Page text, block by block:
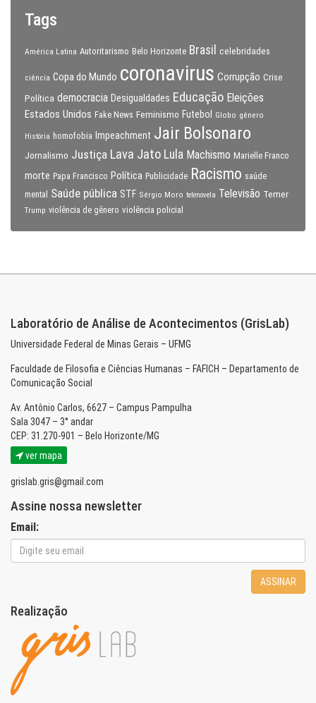
Tags
América Latina Autoritarismo Belo Horizonte Brasil celebridades
ciência Copa do Mundo coronavirus Corrupção Crise
Política democracia Desigualdades Educação Eleições
Estados Unidos Fake News Feminismo Futebol Globo gênero
História homofobia Impeachment Jair Bolsonaro
Jornalismo Justiça Lava Jato Lula Machismo Marielle Franco
morte Papa Francisco Política Publicidade Racismo saúde
mental
Saúde pública STF Sérgio Moro telenovela Televisão Temer
Trump violência de gênero violência policial
Laboratório de Análise de Acontecimentos (GrisLab)
Universidade Federal de Minas Gerais – UFMG
Faculdade de Filosofia e Ciências Humanas – FAFICH – Departamento de
Comunicação Social
Av. Antônio Carlos, 6627 – Campus Pampulha
Sala 3047 – 3° andar
CEP: 31.270-901 – Belo Horizonte/MG
ver mapa
grislab.gris@gmail.com
Assine nossa newsletter
Email:
ASSINAR
Realização